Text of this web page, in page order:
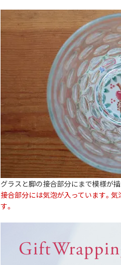
グラスと脚の接合部分にまで模様が描
接合部分には気泡が入っています。
す。